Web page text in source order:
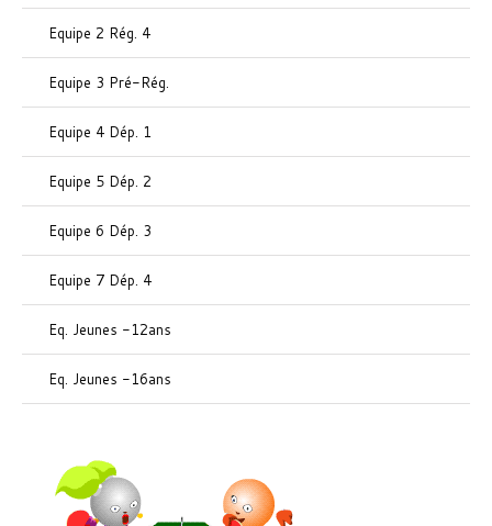
Equipe 2 Rég. 4
Equipe 3 Pré-Rég.
Equipe 4 Dép. 1
Equipe 5 Dép. 2
Equipe 6 Dép. 3
Equipe 7 Dép. 4
Eq. Jeunes -12ans
Eq. Jeunes -16ans